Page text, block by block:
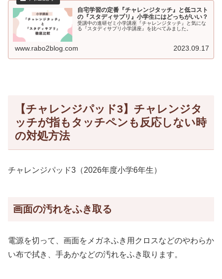
自宅学習の定番『チャレンジタッチ』と低コスト
の『スタディサプリ』小学生にはどっちがいい？
受講中の進研ゼミ小学講座『チャレンジタッチ』と気にな
る『スタディサプリ小学講座』を比べてみました。
www.rabo2blog.com 2023.09.17
【チャレンジパッド3】チャレンジタ
ッチが指もタッチペンも反応しない時
の対処方法
チャレンジパッド3（2026年度小学6年生）
画面の汚れをふき取る
電源を切って、画面をメガネふき用クロスなどのやわらか
い布で拭き、手あかなどの汚れをふき取ります。